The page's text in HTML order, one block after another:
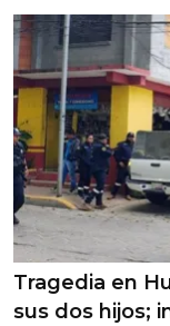
Tragedia en
sus dos hijos;